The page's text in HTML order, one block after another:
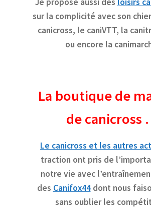
sur la complicité avec son
canicross, le caniVTT, la
ou encore la
La boutique de
de canicross
Le canicross et les autres
traction ont pris de
notre vie avec
des Canifox44dont nous
sans oublier les